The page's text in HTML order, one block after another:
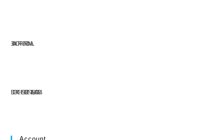
304 NORTH CARDINAL
ST. DORCHESTER CENTER, MA 02124